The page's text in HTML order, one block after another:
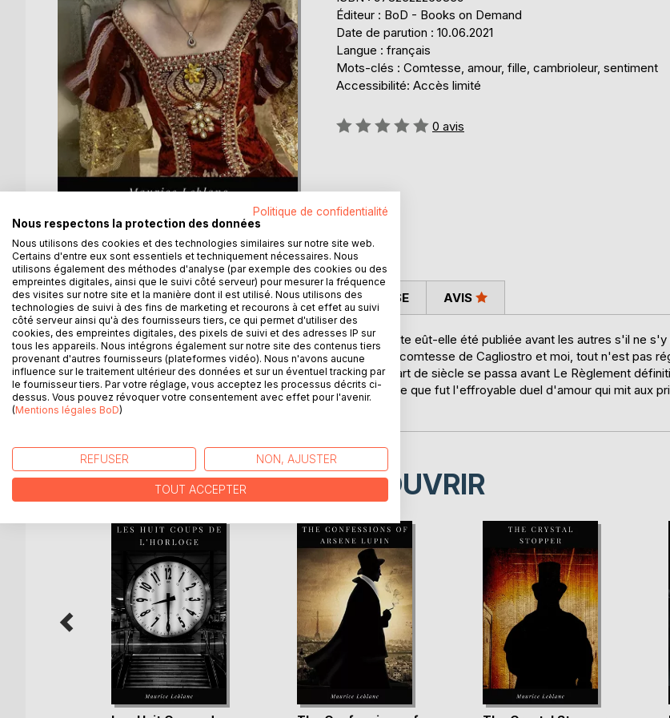
Éditeur : BoD - Books on Demand
Date de parution : 10.06.2021
Langue : français
Mots-clés : Comtesse, amour, fille, cambrioleur, sentiment
Accessibilité: Accès limité
Évaluation:
0 avis
DESCRIPTION
C'est ici la première aventure d'Arsène Lupin, et sans doute eût-elle été publiée avant les autres s'il ne s'y
maintes fois et résolument opposé. Non, disait-il. Entre la comtesse de Cagliostro et moi, tout n'est pas
Attendons. L'attente dura plus qu'il ne le prévoyait. Un quart de siècle se passa avant Le Règlement
c'est aujourd'hui seulement qu'il est permis de raconter ce que fut l'effroyable duel d'amour qui mit aux
enfant de vingt ans et La Fille de Cagliostro.
AUTEUR(S) CRITIQUES PRESSE AVIS
D’AUTRES TITRES À DÉCOUVRIR
Politique de confidentialité
Nous respectons la protection des données
Nous utilisons des cookies et des technologies similaires sur notre site web.
Certains d'entre eux sont essentiels et techniquement nécessaires. Nous
utilisons également des méthodes d'analyse (par exemple des cookies ou des
empreintes digitales, ainsi que le suivi côté serveur) pour mesurer la fréquence
des visites sur notre site et la manière dont il est utilisé. Nous utilisons des
technologies de suivi à des fins de marketing et recourons à cet effet au suivi
côté serveur ainsi qu'à des fournisseurs tiers, ce qui permet d'utiliser des
cookies, des empreintes digitales, des pixels de suivi et des adresses IP sur
tous les appareils. Nous intégrons également sur notre site des contenus tiers
provenant d'autres fournisseurs (plateformes vidéo). Nous n'avons aucune
influence sur le traitement ultérieur des données et sur un éventuel tracking par
le fournisseur tiers. Par votre réglage, vous acceptez les processus décrits ci-
dessus. Vous pouvez révoquer votre consentement avec effet pour l'avenir.
(Mentions légales BoD)
REFUSER NON, AJUSTER
TOUT ACCEPTER